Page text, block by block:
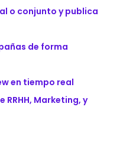
o conjunto y publica
de forma
en tiempo real
RRHH, Marketing, y